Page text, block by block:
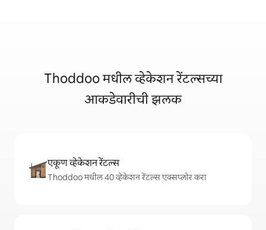
Thoddoo मधील व्हेकेशन रेंटल्सच्या
आकडेवारीची झलक
एकूण व्हेकेशन रेंटल्स
Thoddoo मधील 40 व्हेकेशन रेंटल्स एक्सप्लोर करा